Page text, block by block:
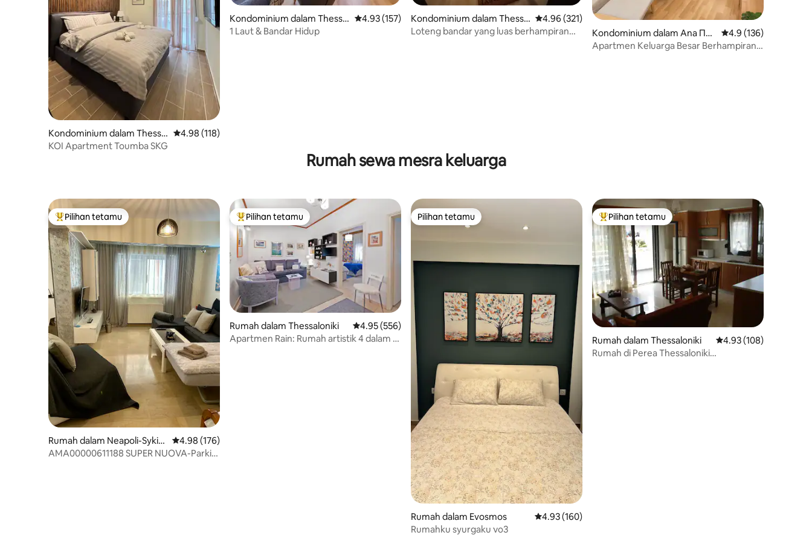
Kondominium dalam Thessal
oniki
Penarafan purata 4.98 daripada 5, 118 ulasan
4.98 (118)
KOI Apartment Toumba SKG
Kondominium dalam Thessal
oniki
Penarafan purata 4.93 daripada 5, 157 ulasan
4.93 (157)
1 Laut & Bandar Hidup
Kondominium dalam Thessal
oniki
Penarafan purata 4.96 daripada 5, 321 ulasan
4.96 (321)
Loteng bandar yang luas berhampiran
Kondominium dalam Ana Πόλ
ις
Penarafan purata 4.9
4.9 (136)
Apartmen Keluarga Besar Berhampiran
Rumah sewa mesra keluarga
Pilihan utama tetamu
Pilihan tetamu
Rumah dalam Neapoli-Sykie
s
Penarafan purata 4.98 daripada 5, 176 ulasan
4.98 (176)
AMA00000611188 SUPER NUOVA-Parkir
Pilihan utama tetamu
Pilihan tetamu
Rumah dalam Thessaloniki Penarafan purata 4.95 daripada 5, 556 ulasan
4.95 (556)
Apartmen Rain: Rumah artistik 4 dalam 2
Pilihan tetamu
Pilihan tetamu
Rumah dalam Evosmos Penarafan purata 4.93 daripada 5, 160 ulasan
4.93 (160)
Rumahku syurgaku νο3
Pilihan utama tetamu
Pilihan tetamu
Rumah dalam Thessaloniki Penarafan purata 4.93
4.93 (108)
Rumah di Perea Thessaloniki